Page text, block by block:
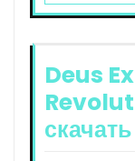
Deus
скачать